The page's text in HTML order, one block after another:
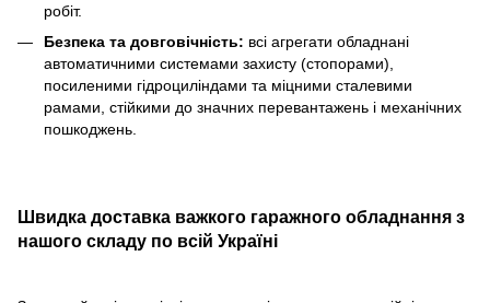
робіт.
Безпека та довговічність: всі агрегати обладнані
автоматичними системами захисту (стопорами),
посиленими гідроциліндами та міцними сталевими
рамами, стійкими до значних перевантажень і механічних
пошкоджень.
Швидка доставка важкого гаражного обладнання з
нашого складу по всій Україні